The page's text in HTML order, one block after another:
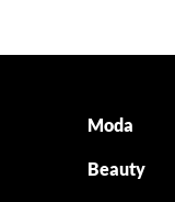
Moda
Beauty